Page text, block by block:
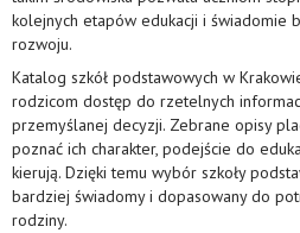
kolejnych etapów edukacji i świadomie
rozwoju.
Katalog szkół podstawowych w
rodzicom dostęp do rzetelnych
przemyślanej decyzji. Zebrane opisy
poznać ich charakter, podejście do
kierują. Dzięki temu wybór szkoły
bardziej świadomy i dopasowany do
rodziny.